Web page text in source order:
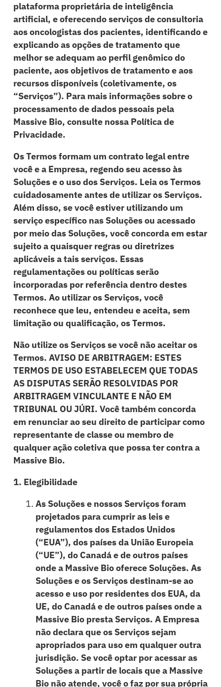
plataforma proprietária de inteligência
artificial, e oferecendo serviços de consultoria
aos oncologistas dos pacientes, identificando e
explicando as opções de tratamento que
melhor se adequam ao perfil genômico do
paciente, aos objetivos de tratamento e aos
recursos disponíveis (coletivamente, os
“Serviços”). Para mais informações sobre o
processamento de dados pessoais pela
Massive Bio, consulte nossa Política de
Privacidade.
Os Termos formam um contrato legal entre
você e a Empresa, regendo seu acesso às
Soluções e o uso dos Serviços. Leia os Termos
cuidadosamente antes de utilizar os Serviços.
Além disso, se você estiver utilizando um
serviço específico nas Soluções ou acessado
por meio das Soluções, você concorda em estar
sujeito a quaisquer regras ou diretrizes
aplicáveis a tais serviços. Essas
regulamentações ou políticas serão
incorporadas por referência dentro destes
Termos. Ao utilizar os Serviços, você
reconhece que leu, entendeu e aceita, sem
limitação ou qualificação, os Termos.
Não utilize os Serviços se você não aceitar os
Termos. AVISO DE ARBITRAGEM: ESTES
TERMOS DE USO ESTABELECEM QUE TODAS
AS DISPUTAS SERÃO RESOLVIDAS POR
ARBITRAGEM VINCULANTE E NÃO EM
TRIBUNAL OU JÚRI. Você também concorda
em renunciar ao seu direito de participar como
representante de classe ou membro de
qualquer ação coletiva que possa ter contra a
Massive Bio.
1. Elegibilidade
As Soluções e nossos Serviços foram
projetados para cumprir as leis e
regulamentos dos Estados Unidos
(“EUA”), dos países da União Europeia
(“UE”), do Canadá e de outros países
onde a Massive Bio oferece Soluções. As
Soluções e os Serviços destinam-se ao
acesso e uso por residentes dos EUA, da
UE, do Canadá e de outros países onde a
Massive Bio presta Serviços. A Empresa
não declara que os Serviços sejam
apropriados para uso em qualquer outra
jurisdição. Se você optar por acessar as
Soluções a partir de locais que a Massive
Bio não atende, você o faz por sua própria